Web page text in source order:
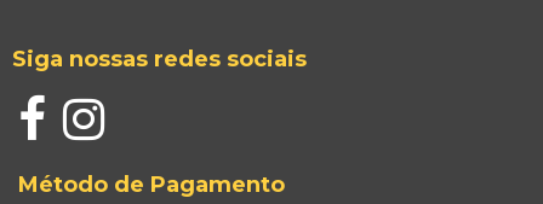
Siga nossas redes sociais
Método de Pagamento